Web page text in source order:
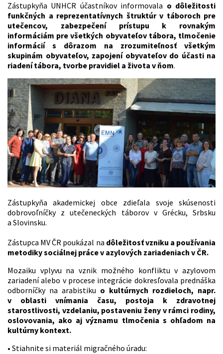
Zástupkyňa UNHCR účastníkov informovala o dôležitosti
funkčných a reprezentatívnych štruktúr v táboroch pre
utečencov, zabezpečení prístupu k rovnakým
informáciám pre všetkých obyvateľov tábora, tlmočenie
informácií s dôrazom na zrozumiteľnosť všetkým
skupinám obyvateľov, zapojení obyvateľov do účasti na
riadení tábora, tvorbe pravidiel a života v ňom.
Zástupkyňa akademickej obce zdieľala svoje skúsenosti
dobrovoľníčky z utečeneckých táborov v Grécku, Srbsku
a Slovinsku.
Zástupca MV ČR poukázal na dôležitosť vzniku a používania
metodiky sociálnej práce v azylových zariadeniach v ČR.
Mozaiku vplyvu na vznik možného konfliktu v azylovom
zariadení alebo v procese integrácie dokresľovala prednáška
odborníčky na arabistiku o kultúrnych rozdieloch, napr.
v oblasti vnímania času, postoja k zdravotnej
starostlivosti, vzdelaniu, postaveniu ženy v rámci rodiny,
oslovovania, ako aj významu tlmočenia s ohľadom na
kultúrny kontext.
• Stiahnite si materiál migračného úradu: